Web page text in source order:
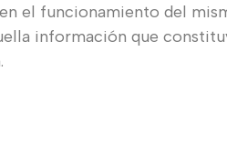
el funcionamiento del
información que